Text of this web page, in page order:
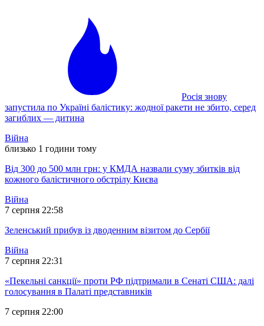
Росія знову
запустила по Україні балістику: жодної ракети не збито, серед
загиблих — дитина
Війна
близько 1 години тому
Від 300 до 500 млн грн: у КМДА назвали суму збитків від
кожного балістичного обстрілу Києва
Війна
7 серпня 22:58
Зеленський прибув із дводенним візитом до Сербії
Війна
7 серпня 22:31
«Пекельні санкції» проти РФ підтримали в Сенаті США: далі
голосування в Палаті представників
7 серпня 22:00